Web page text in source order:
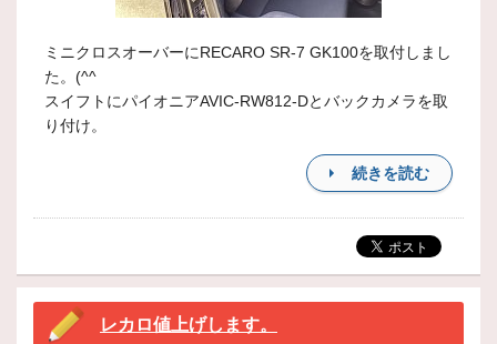
ミニクロスオーバーにRECARO SR-7 GK100を取付しまし
た。(^^
スイフトにパイオニアAVIC-RW812-Dとバックカメラを取
り付け。
続きを読む
レカロ値上げします。